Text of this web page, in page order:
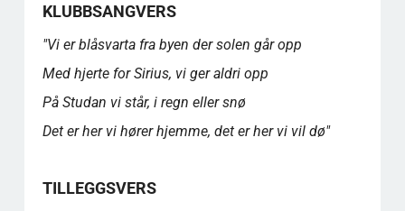
KLUBBSANGVERS
"Vi er blåsvarta fra byen der solen går opp
Med hjerte for Sirius, vi ger aldri opp
På Studan vi står, i regn eller snø
Det er her vi hører hjemme, det er her vi vil dø"
TILLEGGSVERS